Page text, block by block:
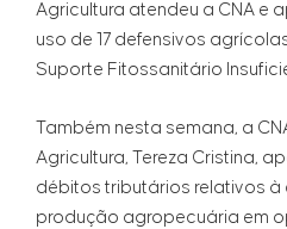
Agricultura atendeu a CNA e
uso de 17 defensivos
Suporte Fitossanitário
Também nesta semana, a
Agricultura, Tereza Cristina,
débitos tributários relativos
produção agropecuária em